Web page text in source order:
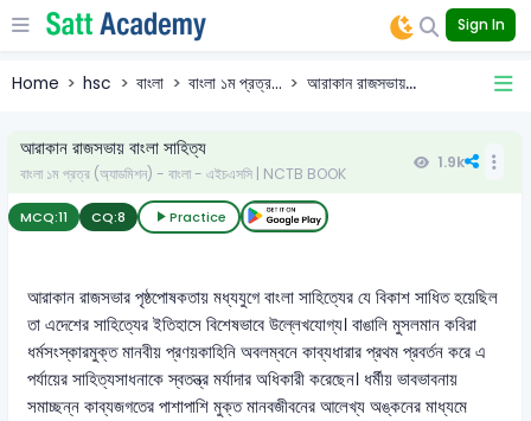
Sign In
Home hsc বাংলা বাংলা ১ম প্রত্র... আরাকান রাজসভায়...
আরাকান রাজসভায় বাংলা সাহিত্য
বাংলা ১ম প্রত্র (অ্যাডমিশন) - বাংলা - এইচএসসি | NCTB BOOK
1.9k
MCQ:11 CQ:8 Practice
আরাকান রাজসভার পৃষ্ঠপোষকতায় মধ্যযুগে বাংলা সাহিত্যের যে বিকাশ সাধিত হয়েছিল
তা এদেশের সাহিত্যের ইতিহাসে বিশেষভাবে উল্লেখযোগ্য। বাঙালি মুসলমান কবিরা
ধর্মসংস্কারমুক্ত মানবীয় প্রণয়কাহিনি অবলম্বনে কাব্যধারার প্রথম প্রবর্তন করে এ
পর্যায়ের সাহিত্যসাধনাকে স্বতন্ত্র মর্যাদার অধিকারী করেছেন। ধর্মীয় ভাবভাবনায়
সমাচ্ছন্ন কাব্যজগতের পাশাপাশি মুক্ত মানবজীবনের আলেখ্য অঙ্কনের মাধ্যমে